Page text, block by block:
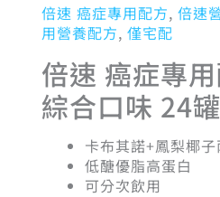
倍速 癌症專用配方, 倍速
用營養配方, 僅宅配
倍速 癌症專
綜合口味 24
卡布其諾+鳳梨椰
低醣優脂高蛋白
可分次飲用
始
價
格：
症
專
用
配
方-
卡